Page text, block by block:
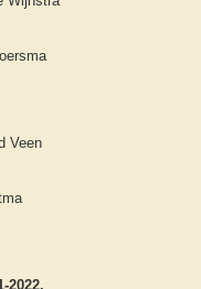
vd Veen
2022.